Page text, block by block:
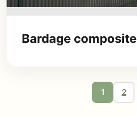
Bardage composite
1 2